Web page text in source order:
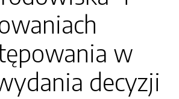
w
decyzji